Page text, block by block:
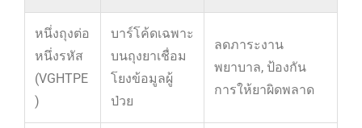
หนึ่งถุงต่อ
หนึ่งรหัส
(VGHTPE
)
บาร์โค้ดเฉพาะ
บนถุงยาเชื่อม
โยงข้อมูลผู้
ป่วย
ลดภาระงาน
พยาบาล, ป้องกัน
การให้ยาผิดพลาด